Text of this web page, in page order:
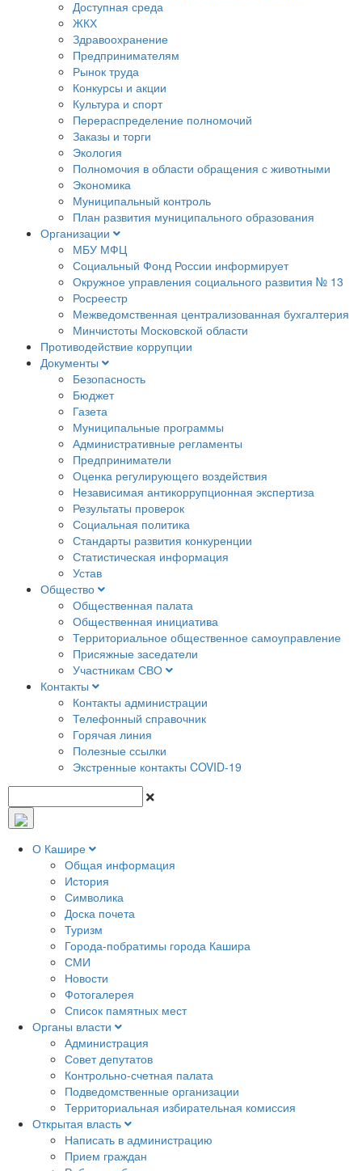
Доступная среда
ЖКХ
Здравоохранение
Предпринимателям
Рынок труда
Конкурсы и акции
Культура и спорт
Перераспределение полномочий
Заказы и торги
Экология
Полномочия в области обращения с животными
Экономика
Муниципальный контроль
План развития муниципального образования
Организации
МБУ МФЦ
Социальный Фонд России информирует
Окружное управления социального развития № 13
Росреестр
Межведомственная централизованная бухгалтерия
Минчистоты Московской области
Противодействие коррупции
Документы
Безопасность
Бюджет
Газета
Муниципальные программы
Административные регламенты
Предприниматели
Оценка регулирующего воздействия
Независимая антикоррупционная экспертиза
Результаты проверок
Социальная политика
Стандарты развития конкуренции
Статистическая информация
Устав
Общество
Общественная палата
Общественная инициатива
Территориальное общественное самоуправление
Присяжные заседатели
Участникам СВО
Контакты
Контакты администрации
Телефонный справочник
Горячая линия
Полезные ссылки
Экстренные контакты COVID-19
О Кашире
Общая информация
История
Символика
Доска почета
Туризм
Города-побратимы города Кашира
СМИ
Новости
Фотогалерея
Список памятных мест
Органы власти
Администрация
Совет депутатов
Контрольно-счетная палата
Подведомственные организации
Территориальная избирательная комиссия
Открытая власть
Написать в администрацию
Прием граждан